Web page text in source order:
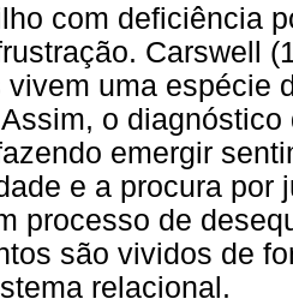
com deficiência
Carswell
vivem uma espécie
o
emergir
e a procura por
processo de
são vividos de
relacional.